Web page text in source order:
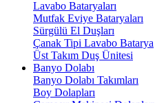
Lavabo Bataryaları
Mutfak Eviye Bataryaları
Sürgülü El Duşları
Çanak Tipi Lavabo Batarya
Üst Takım Duş Ünitesi
Banyo Dolabı
Banyo Dolabı Takımları
Boy Dolapları